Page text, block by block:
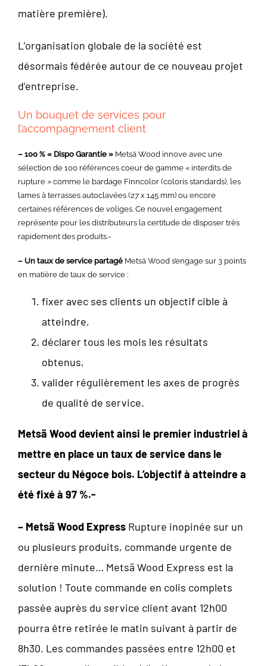
matière première).
L’organisation globale de la société est
désormais fédérée autour de ce nouveau projet
d’entreprise.
Un bouquet de services pour
l’accompagnement client
– 100 % « Dispo Garantie » Metsä Wood innove avec une
sélection de 100 références coeur de gamme « interdits de
rupture » comme le bardage Finncolor (coloris standards), les
lames à terrasses autoclavées (27 x 145 mm) ou encore
certaines références de voliges. Ce nouvel engagement
représente pour les distributeurs la certitude de disposer très
rapidement des produits.-
– Un taux de service partagé Metsä Wood s’engage sur 3 points
en matière de taux de service :
fixer avec ses clients un objectif cible à
atteindre,
déclarer tous les mois les résultats
obtenus,
valider régulièrement les axes de progrès
de qualité de service.
Metsä Wood devient ainsi le premier industriel à
mettre en place un taux de service dans le
secteur du Négoce bois. L’objectif à atteindre a
été fixé à 97 %.-
– Metsä Wood Express Rupture inopinée sur un
ou plusieurs produits, commande urgente de
dernière minute… Metsä Wood Express est la
solution ! Toute commande en colis complets
passée auprès du service client avant 12h00
pourra être retirée le matin suivant à partir de
8h30. Les commandes passées entre 12h00 et